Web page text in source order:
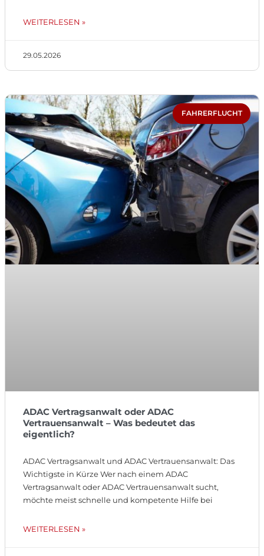
WEITERLESEN »
29.05.2026
FAHRERFLUCHT
ADAC Vertragsanwalt oder ADAC
Vertrauensanwalt – Was bedeutet das
eigentlich?
ADAC Vertragsanwalt und ADAC Vertrauensanwalt: Das
Wichtigste in Kürze Wer nach einem ADAC
Vertragsanwalt oder ADAC Vertrauensanwalt sucht,
möchte meist schnelle und kompetente Hilfe bei
WEITERLESEN »